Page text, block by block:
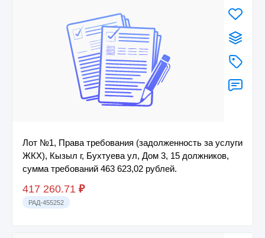
Лот №1, Права требования (задолженность за услуги
ЖКХ), Кызыл г, Бухтуева ул, Дом 3, 15 должников,
сумма требований 463 623,02 рублей.
417 260.71 ₽
РАД-455252